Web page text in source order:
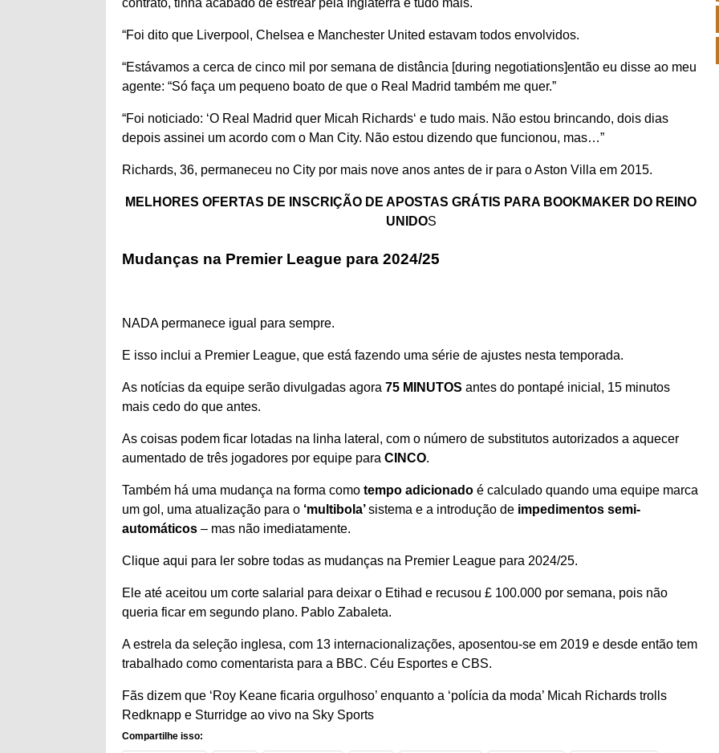
contrato, tinha acabado de estrear pela Inglaterra e tudo mais.
“Foi dito que Liverpool, Chelsea e Manchester United estavam todos envolvidos.
“Estávamos a cerca de cinco mil por semana de distância [during negotiations]então eu disse ao meu
agente: “Só faça um pequeno boato de que o Real Madrid também me quer.”
“Foi noticiado: ‘O Real Madrid quer Micah Richards‘ e tudo mais. Não estou brincando, dois dias
depois assinei um acordo com o Man City. Não estou dizendo que funcionou, mas…”
Richards, 36, permaneceu no City por mais nove anos antes de ir para o Aston Villa em 2015.
MELHORES OFERTAS DE INSCRIÇÃO DE APOSTAS GRÁTIS PARA BOOKMAKER DO REINO
UNIDOS
Mudanças na Premier League para 2024/25
NADA permanece igual para sempre.
E isso inclui a Premier League, que está fazendo uma série de ajustes nesta temporada.
As notícias da equipe serão divulgadas agora 75 MINUTOS antes do pontapé inicial, 15 minutos
mais cedo do que antes.
As coisas podem ficar lotadas na linha lateral, com o número de substitutos autorizados a aquecer
aumentado de três jogadores por equipe para CINCO.
Também há uma mudança na forma como tempo adicionado é calculado quando uma equipe marca
um gol, uma atualização para o ‘multibola’sistema e a introdução de impedimentos semi-
automáticos – mas não imediatamente.
Clique aqui para ler sobre todas as mudanças na Premier League para 2024/25.
Ele até aceitou um corte salarial para deixar o Etihad e recusou £ 100.000 por semana, pois não
queria ficar em segundo plano. Pablo Zabaleta.
A estrela da seleção inglesa, com 13 internacionalizações, aposentou-se em 2019 e desde então tem
trabalhado como comentarista para a BBC. Céu Esportes e CBS.
Fãs dizem que ‘Roy Keane ficaria orgulhoso’ enquanto a ‘polícia da moda’ Micah Richards trolls
Redknapp e Sturridge ao vivo na Sky Sports
Compartilhe isso: